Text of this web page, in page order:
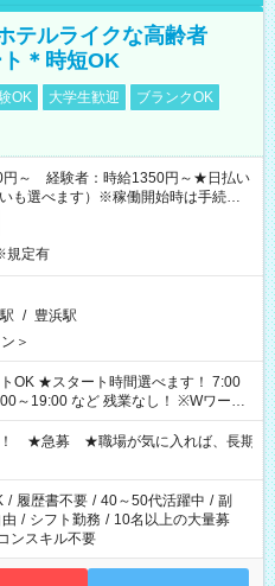
テルライクな高齢者
＊時短OK
OK 大学生歓迎
ブランクOK
円～ 経験者：時給1350円～★日払い
も選べます）※稼働開始時は手続き完
す。
規定有
/ 豊浜駅
＞
す！ 7:00
など 残業なし！ ※Wワーク
せ週40時間超の就業はご案内できま
時間以上勤務は社会保険への加入対
法（日雇い派遣の原則禁止）によ
はご案内が難しい場合があります
！ ★急募 ★職場が気に入れば、長期
/ 履歴書不要 / 40～50代活躍中 / 副
/ シフト勤務 / 10名以上の大量募
ンスキル不要